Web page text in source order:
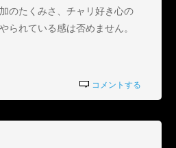
のたくみさ、チャリ好き心の
られている感は否めません。
コメントする